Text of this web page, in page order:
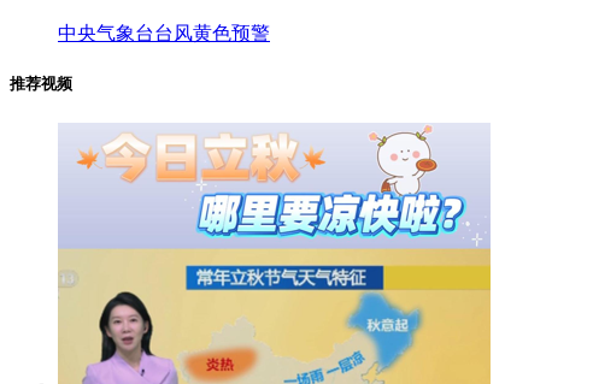
​中央气象台台风黄色预警
推荐视频